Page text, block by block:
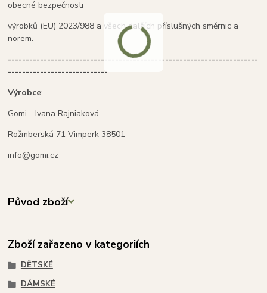
obecné bezpečnosti
výrobků (EU) 2023/988 a všech dalších příslušných směrnic a
norem.
----------------------------------------------------------------------
----------------------------
Výrobce:
Gomi - Ivana Rajniaková
Rožmberská 71 Vimperk 38501
info@gomi.cz
Původ zboží
Zboží zařazeno v kategoriích
DĚTSKÉ
DÁMSKÉ